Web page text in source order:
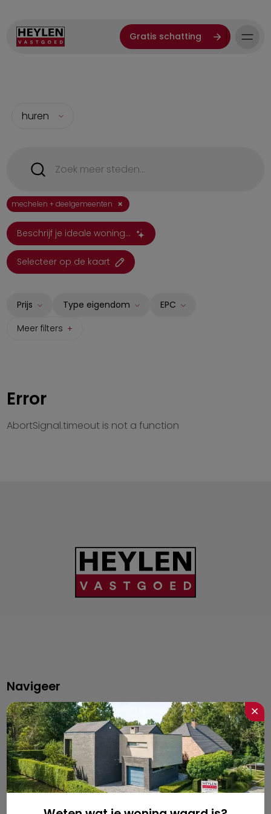
Gratis schatting
×
huren
mechelen + deelgemeenten ×
Beschrijf je ideale woning...
Selecteer op de kaart
Prijs Type eigendom
Opbrengsteigendom
EPC
Meer filters
Error
AbortSignal.timeout is not a function
Navigeer
Home
Gratis schatting
Kopen